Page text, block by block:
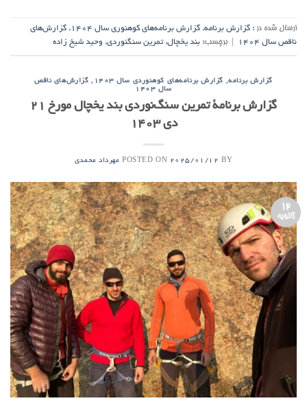
ارسال شده در : گزارش برنامه, گزارش برنامه‌های کوهنوری سال ۱۴۰۴ , گزارش‌های
ناقص سال ۱۴۰۴
برچسب: بند یخچال,تمرین سنگنوردی, وحید شیخ زاده
گزارش برنامه, گزارش برنامه‌های کوهنوردی سال ۱۴۰۳ , گزارش‌های ناقص
سال ۱۴۰۳
گزارش برنامۀ تمرین سنگ‌نوردی بند یخچال مورخ ۲۱
دی ۱۴۰۳
POSTED ON 2025/01/12 BY مهرداد محمدی
12
ژانویه